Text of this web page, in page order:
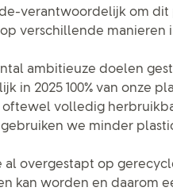
verantwoordelijk om
verschillende manieren
ambitieuze doelen
in 2025 100% van onze
volledig
we minder
al overgestapt op
kan worden en daarom